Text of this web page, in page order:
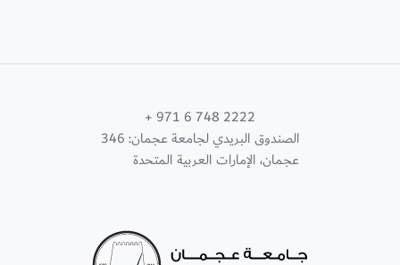
+ 971 6 748 2222
الصندوق البريدي لجامعة عجمان: 346
عجمان، الإمارات العربية المتحدة